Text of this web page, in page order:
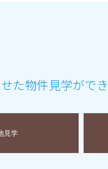
た物件見学がで
見学